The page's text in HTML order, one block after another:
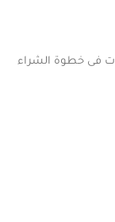
فى خطوة الشراء